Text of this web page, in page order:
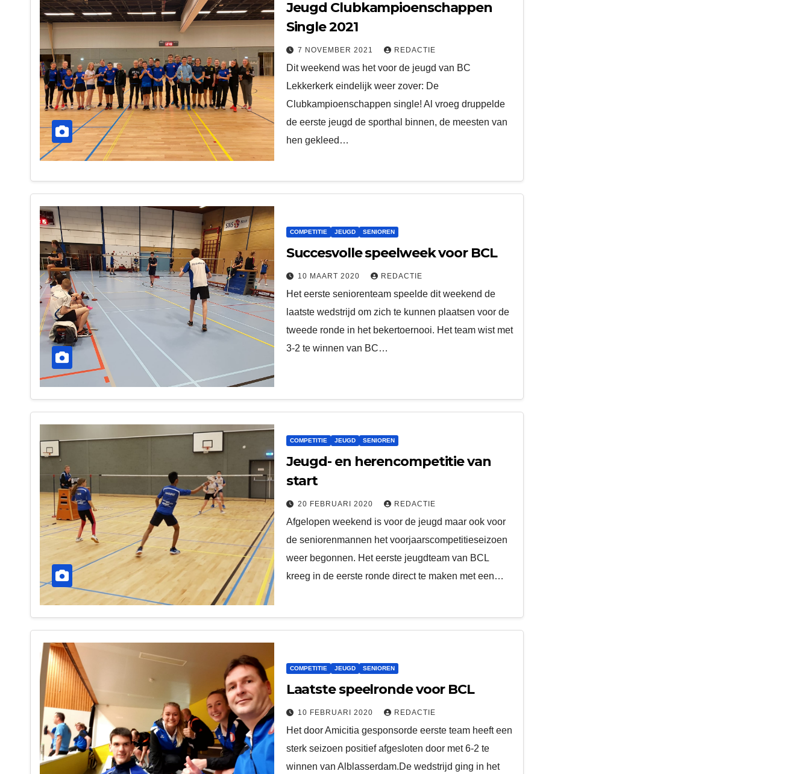
Jeugd Clubkampioenschappen
Single 2021
7 NOVEMBER 2021 REDACTIE
Dit weekend was het voor de jeugd van BC
Lekkerkerk eindelijk weer zover: De
Clubkampioenschappen single! Al vroeg druppelde
de eerste jeugd de sporthal binnen, de meesten van
hen gekleed…
COMPETITIE JEUGD SENIOREN
Succesvolle speelweek voor BCL
10 MAART 2020 REDACTIE
Het eerste seniorenteam speelde dit weekend de
laatste wedstrijd om zich te kunnen plaatsen voor de
tweede ronde in het bekertoernooi. Het team wist met
3-2 te winnen van BC…
COMPETITIE JEUGD SENIOREN
Jeugd- en herencompetitie van
start
20 FEBRUARI 2020 REDACTIE
Afgelopen weekend is voor de jeugd maar ook voor
de seniorenmannen het voorjaarscompetitieseizoen
weer begonnen. Het eerste jeugdteam van BCL
kreeg in de eerste ronde direct te maken met een…
COMPETITIE JEUGD SENIOREN
Laatste speelronde voor BCL
10 FEBRUARI 2020 REDACTIE
Het door Amicitia gesponsorde eerste team heeft een
sterk seizoen positief afgesloten door met 6-2 te
winnen van Alblasserdam.De wedstrijd ging in het